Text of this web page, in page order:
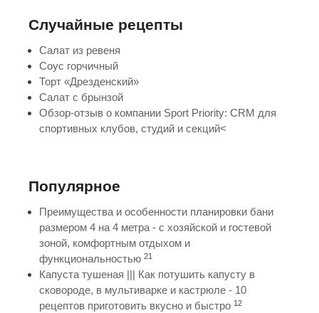
Случайные рецепты
Салат из ревеня
Соус горчичный
Торт «Дрезденский»
Салат с брынзой
Обзор-отзыв о компании Sport Priority: CRM для
спортивных клубов, студий и секций<
Популярное
Преимущества и особенности планировки бани
размером 4 на 4 метра - с хозяйской и гостевой
зоной, комфортным отдыхом и
функциональностью 21
Капуста тушеная ||| Как потушить капусту в
сковороде, в мультиварке и кастрюле - 10
рецептов приготовить вкусно и быстро 12